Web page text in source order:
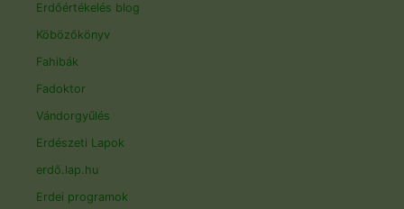
Erdőértékelés blog
Köbözőkönyv
Fahibák
Fadoktor
Vándorgyűlés
Erdészeti Lapok
erdő.lap.hu
Erdei programok